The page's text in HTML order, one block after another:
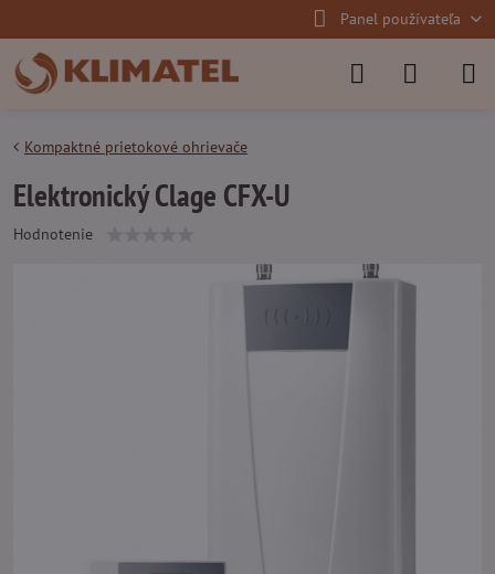
Panel používateľa
Kompaktné prietokové ohrievače
Elektronický Clage CFX-U
Hodnotenie